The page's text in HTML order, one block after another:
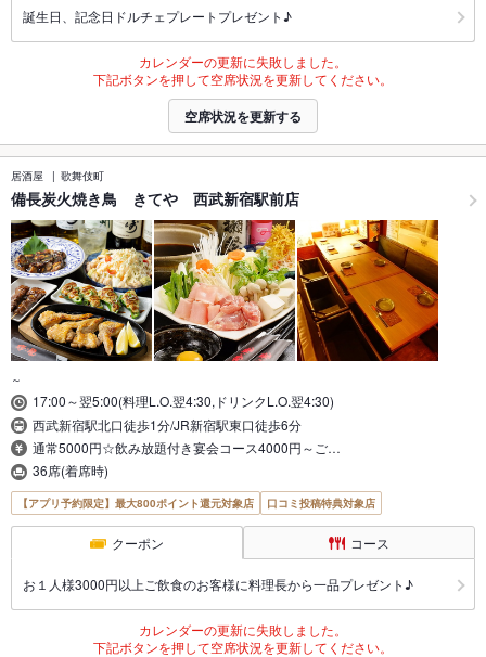
誕生日、記念日ドルチェプレートプレゼント♪
カレンダーの更新に失敗しました。
下記ボタンを押して空席状況を更新してください。
空席状況を更新する
居酒屋 歌舞伎町
備長炭火焼き鳥 きてや 西武新宿駅前店
～
17:00～翌5:00(料理L.O.翌4:30,ドリンクL.O.翌4:30)
西武新宿駅北口徒歩1分/JR新宿駅東口徒歩6分
通常5000円☆飲み放題付き宴会コース4000円～ご…
36席(着席時)
【アプリ予約限定】最大800ポイント還元対象店 口コミ投稿特典対象店
クーポン コース
お１人様3000円以上ご飲食のお客様に料理長から一品プレゼント♪
カレンダーの更新に失敗しました。
下記ボタンを押して空席状況を更新してください。